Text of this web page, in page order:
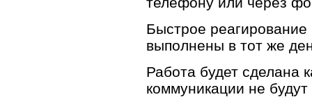
Быстрое реагирование
выполнены в тот же
Работа будет сделана
коммуникации не